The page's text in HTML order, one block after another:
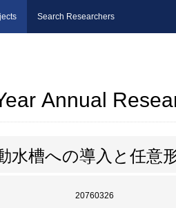
Search Researchers
Annual
水槽への導入と任意
20760326